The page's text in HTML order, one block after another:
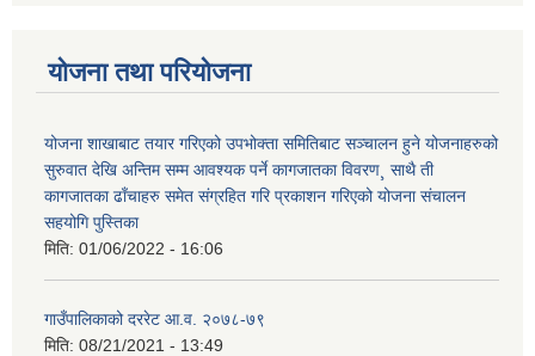
योजना तथा परियोजना
योजना शाखाबाट तयार गरिएको उपभोक्ता समितिबाट सञ्चालन हुने योजनाहरुको
सुरुवात देखि अन्तिम सम्म आवश्यक पर्ने कागजातका विवरण¸ साथै ती
कागजातका ढाँचाहरु समेत संग्रहित गरि प्रकाशन गरिएको योजना संचालन
सहयोगि पुस्तिका
मिति: 01/06/2022 - 16:06
गाउँपालिकाको दररेट आ.व. २०७८-७९
मिति: 08/21/2021 - 13:49